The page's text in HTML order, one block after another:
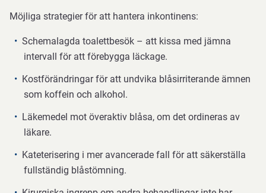
Möjliga strategier för att hantera inkontinens:
Schemalagda toalettbesök – att kissa med jämna
intervall för att förebygga läckage.
Kostförändringar för att undvika blåsirriterande ämnen
som koffein och alkohol.
Läkemedel mot överaktiv blåsa, om det ordineras av
läkare.
Kateterisering i mer avancerade fall för att säkerställa
fullständig blåstömning.